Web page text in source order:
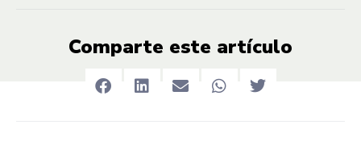
Comparte este artículo